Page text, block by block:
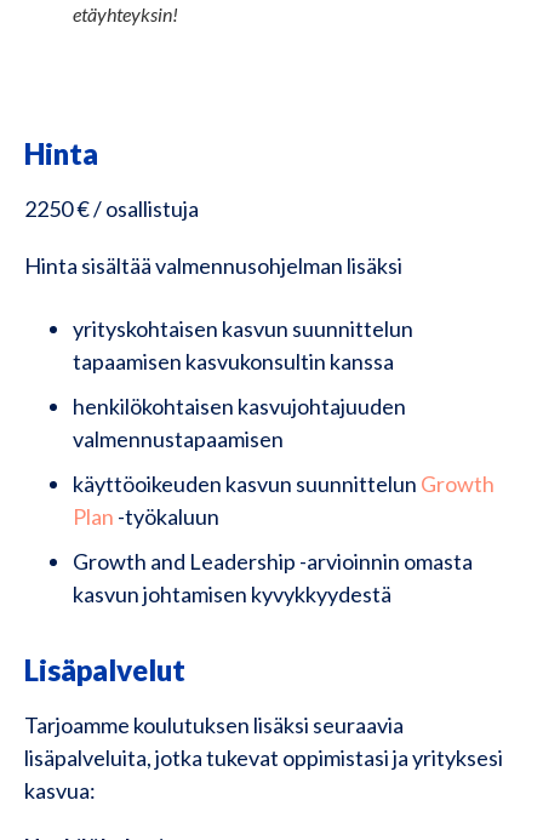
etäyhteyksin!
Hinta
2250 € / osallistuja
Hinta sisältää valmennusohjelman lisäksi
yrityskohtaisen kasvun suunnittelun
tapaamisen kasvukonsultin kanssa
henkilökohtaisen kasvujohtajuuden
valmennustapaamisen
käyttöoikeuden kasvun suunnittelun Growth
Plan -työkaluun
Growth and Leadership -arvioinnin omasta
kasvun johtamisen kyvykkyydestä
Lisäpalvelut
Tarjoamme koulutuksen lisäksi seuraavia
lisäpalveluita, jotka tukevat oppimistasi ja yrityksesi
kasvua: